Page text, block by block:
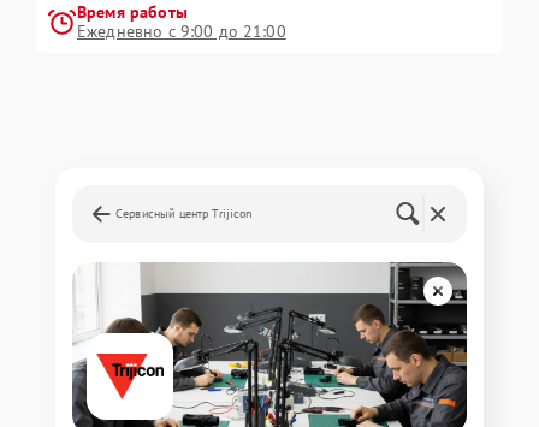
Время работы
Ежедневно с 9:00 до 21:00
Сервисный центр Trijicon